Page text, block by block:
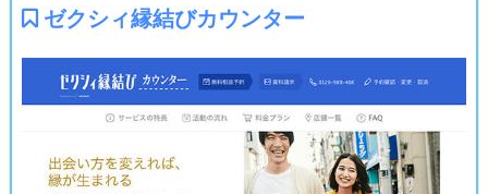
ゼクシィ縁結びカウンター